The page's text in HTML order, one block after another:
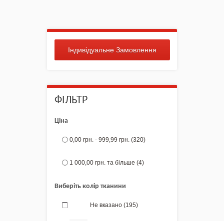
Індивідуальне Замовлення
ФІЛЬТР
Ціна
0,00 грн. - 999,99 грн. (320)
1 000,00 грн. та більше (4)
Виберіть колір тканини
Не вказано (195)